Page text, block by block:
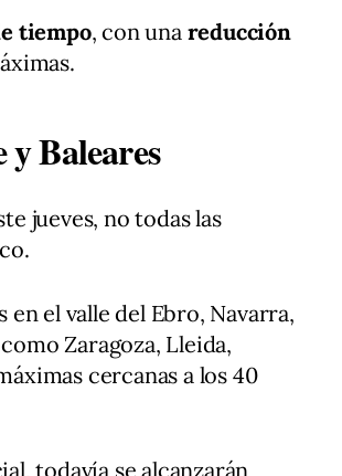
tiempo, con una reducción
Baleares
jueves, no todas las
el valle del Ebro, Navarra,
Zaragoza, Lleida,
cercanas a los 40
todavía se alcanzarán